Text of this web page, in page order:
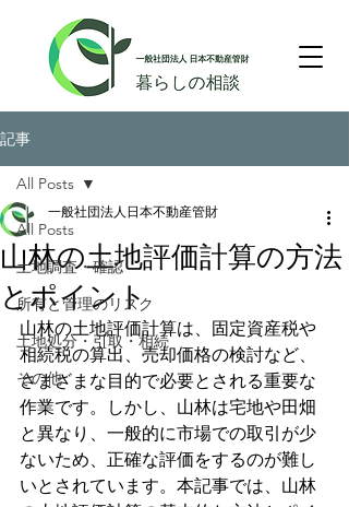
記事
All Posts
土地調査・確認
所有と管理のリスク
土地処分・引取・相続
その他
All Posts
山林の土地評価計算の方法
とポイント
一般社団法人日本不動産管財
山林の土地評価計算は、固定資産税や
相続税の算出、売却価格の検討など、
さまざまな目的で必要とされる重要な
作業です。しかし、山林は宅地や田畑
と異なり、一般的に市場での取引が少
ないため、正確な評価をするのが難し
いとされています。本記事では、山林